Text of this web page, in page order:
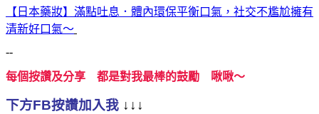
【日本藥妝】滿點吐息．體內環保平衡口氣，社交不尷尬擁有
清新好口氣～
--
每個按讚及分享 都是對我最棒的鼓勵 啾啾～
下方FB按讚加入我 ↓↓↓